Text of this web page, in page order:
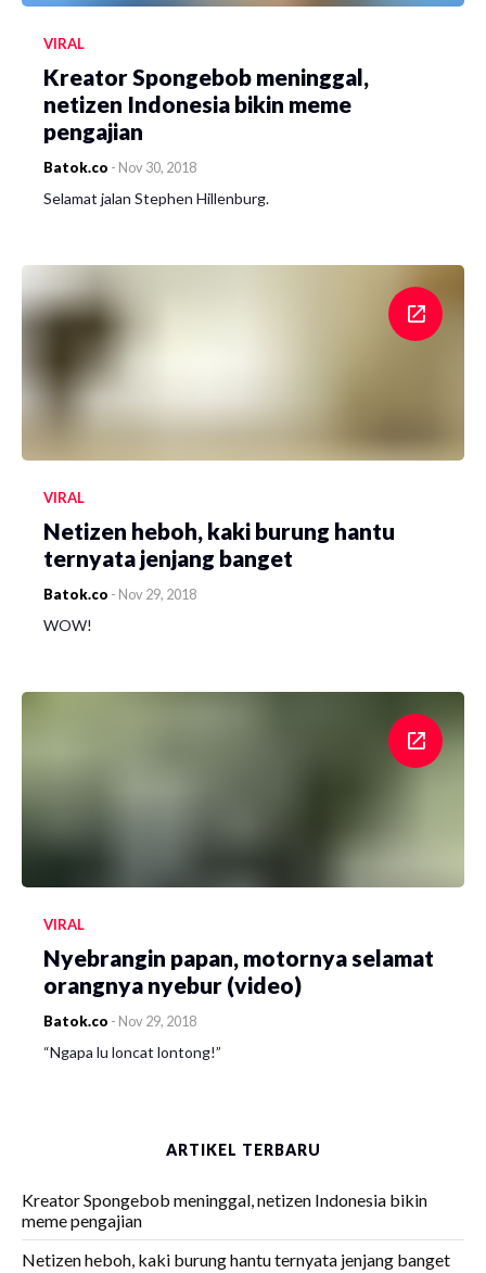
VIRAL
Kreator Spongebob meninggal,
netizen Indonesia bikin meme
pengajian
Batok.co - Nov 30, 2018
Selamat jalan Stephen Hillenburg.
VIRAL
Netizen heboh, kaki burung hantu
ternyata jenjang banget
Batok.co - Nov 29, 2018
WOW!
VIRAL
Nyebrangin papan, motornya selamat
orangnya nyebur (video)
Batok.co - Nov 29, 2018
“Ngapa lu loncat lontong!”
ARTIKEL TERBARU
Kreator Spongebob meninggal, netizen Indonesia bikin
meme pengajian
Netizen heboh, kaki burung hantu ternyata jenjang banget